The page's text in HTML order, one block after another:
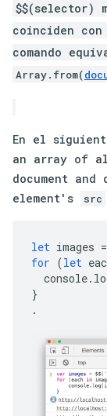
$$(selector)
coinciden
comando
Array.from(
En el
an array of
document
element's
src
let images =
for (let
console.
}